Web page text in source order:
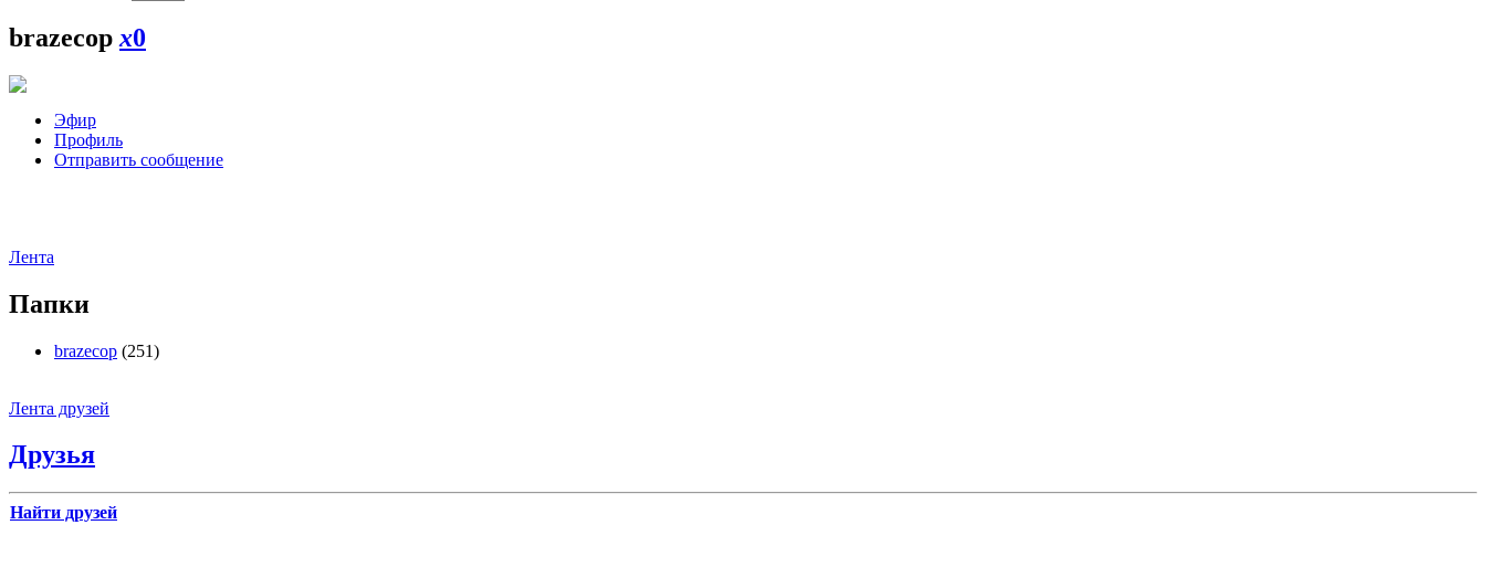
brazecop x0
Эфир
Профиль
Отправить сообщение
Лента
Папки
brazecop (251)
Лента друзей
Друзья
Найти друзей